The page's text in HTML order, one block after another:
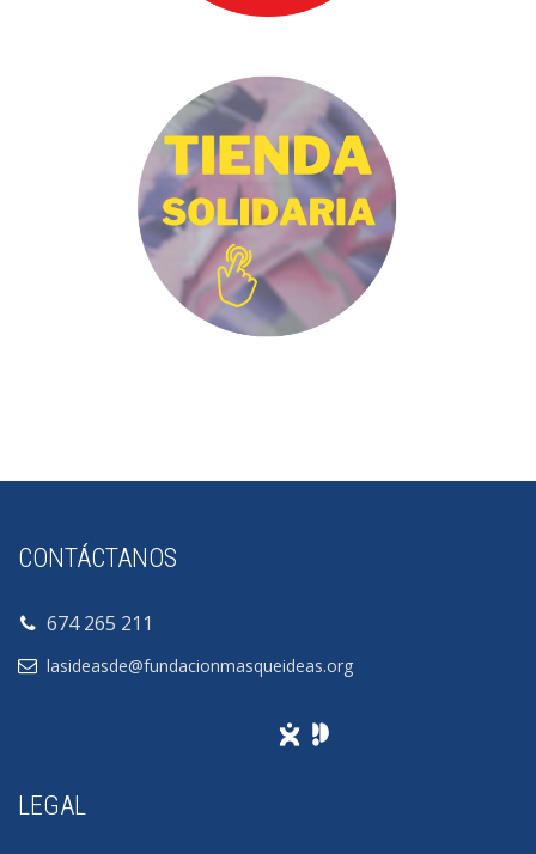
CONTÁCTANOS
674 265 211
lasideasde@fundacionmasqueideas.org
LEGAL